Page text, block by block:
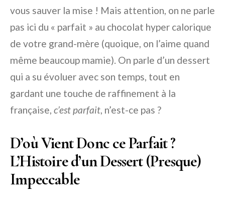
vous sauver la mise ! Mais attention, on ne parle
pas ici du « parfait » au chocolat hyper calorique
de votre grand-mère (quoique, on l’aime quand
même beaucoup mamie). On parle d’un dessert
qui a su évoluer avec son temps, tout en
gardant une touche de raffinement à la
française, c’est parfait, n’est-ce pas ?
D’où Vient Donc ce Parfait ?
L’Histoire d’un Dessert (Presque)
Impeccable